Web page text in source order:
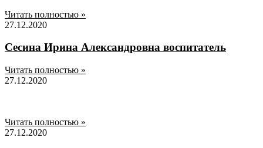
Читать полностью »
27.12.2020
Сесина Ирина Александровна воспитатель
Читать полностью »
27.12.2020
Читать полностью »
27.12.2020